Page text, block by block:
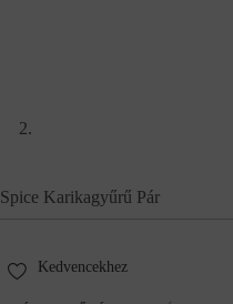
Spice Karikagyűrű Pár
Kedvencekhez